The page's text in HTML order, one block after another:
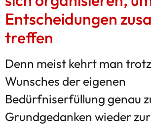
Entscheidungen
treffen
Denn meist kehrt man
Wunsches der eigenen
Bedürfniserfüllung genau
Grundgedanken wieder